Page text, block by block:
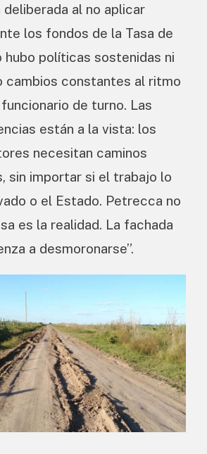
deliberada al no aplicar
los fondos de la Tasa de
hubo políticas sostenidas ni
cambios constantes al ritmo
de turno. Las
están a la vista: los
necesitan caminos
sin importar si el trabajo lo
o el Estado. Petrecca no
es la realidad. La fachada
a desmoronarse”.